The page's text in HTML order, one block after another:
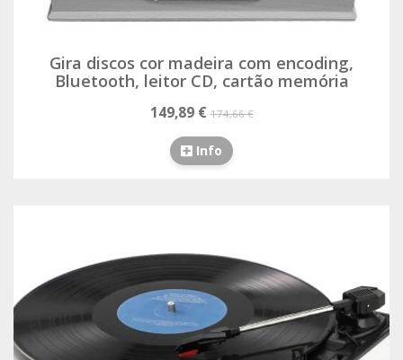
Gira discos cor madeira com encoding,
Bluetooth, leitor CD, cartão memória
149,89 €174,66 €
Info